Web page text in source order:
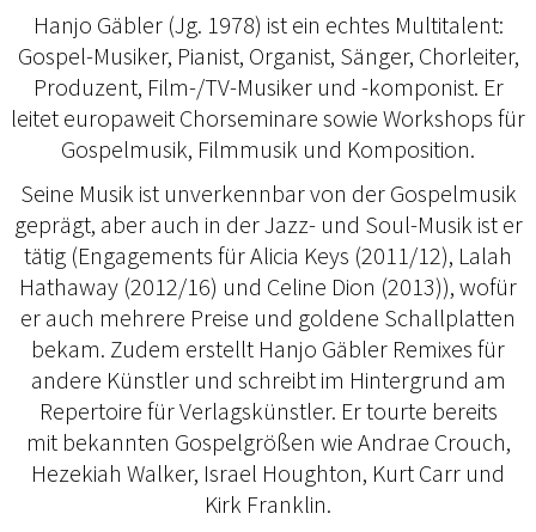
Hanjo Gäbler (Jg. 1978) ist ein echtes Multitalent:
Gospel-Musiker, Pianist, Organist, Sänger, Chorleiter,
Produzent, Film-/TV-Musiker und -komponist. Er
leitet europaweit Chorseminare sowie Workshops für
Gospelmusik, Filmmusik und Komposition.
Seine Musik ist unverkennbar von der Gospelmusik
geprägt, aber auch in der Jazz- und Soul-Musik ist er
tätig (Engagements für Alicia Keys (2011/12), Lalah
Hathaway (2012/16) und Celine Dion (2013)), wofür
er auch mehrere Preise und goldene Schallplatten
bekam. Zudem erstellt Hanjo Gäbler Remixes für
andere Künstler und schreibt im Hintergrund am
Repertoire für Verlagskünstler. Er tourte bereits
mit bekannten Gospelgrößen wie Andrae Crouch,
Hezekiah Walker, Israel Houghton, Kurt Carr und
Kirk Franklin.